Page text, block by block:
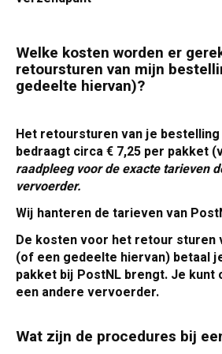
Welke kosten worden er
retoursturen van mijn
gedeelte hiervan)?
Het retoursturen van je
bedraagt circa € 7,25 per pakket
raadpleeg voor de exacte tarieven
vervoerder.
Wij hanteren de tarieven van
De kosten voor het retour sturen
(of een gedeelte hiervan) betaal
pakket bij PostNL brengt. Je kunt
een andere vervoerder.
Wat zijn de procedures bij